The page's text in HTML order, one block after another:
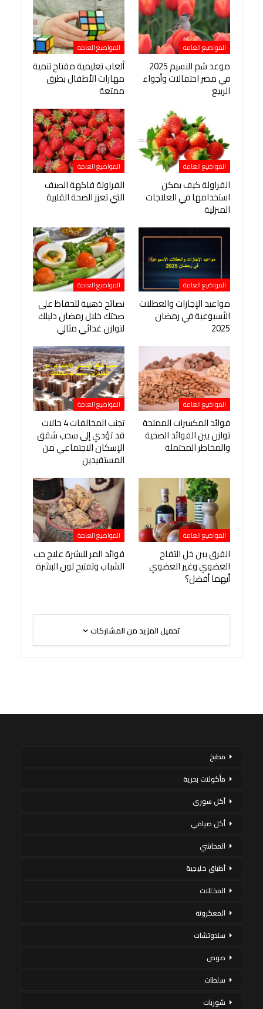
المواضيع العامة
موعد شم النسيم 2025
في مصر احتفالات وأجواء
الربيع
المواضيع العامة
ألعاب تعليمية مفتاح تنمية
مهارات الأطفال بطرق
ممتعة
المواضيع العامة
الفراولة كيف يمكن
استخدامها في العلاجات
المنزلية
المواضيع العامة
الفراولة فاكهة الصيف
التي تعزز الصحة القلبية
المواضيع العامة
مواعيد الإجازات والعطلات
الأسبوعية في رمضان
2025
المواضيع العامة
نصائح ذهبية للحفاظ على
صحتك خلال رمضان دليلك
لتوازن غذائي مثالي
المواضيع العامة
فوائد المكسرات المملحة
توازن بين الفوائد الصحية
والمخاطر المحتملة
المواضيع العامة
تجنب المخالفات 4 حالات
قد تؤدي إلى سحب شقق
الإسكان الاجتماعي من
المستفيدين
المواضيع العامة
الفرق بين خل التفاح
العضوي وغير العضوي
أيهما أفضل؟
المواضيع العامة
فوائد المر للبشرة علاج حب
الشباب وتفتيح لون البشرة
تحميل المزيد من المشاركات
مطبخ
مأكولات بحرية
أكل سورى
أكل صيامي
المحاشي
أطباق خليجية
المخللات
المعكرونة
سندوتشات
صوص
سلطات
شوربات